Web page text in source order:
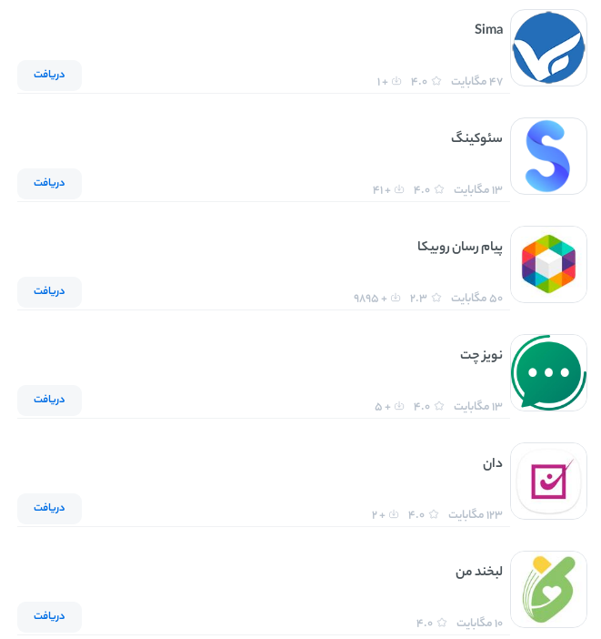
Sima
47 مگابایت 4.0
+ 1 دریافت
سئوکینگ
13 مگابایت 4.0
+ 41 دریافت
پیام رسان روبیکا
50 مگابایت 2.3
+ 9895 دریافت
نویز چت
13 مگابایت 4.0
+ 5 دریافت
دان
123 مگابایت 4.0
+ 2 دریافت
لبخند من
10 مگابایت 4.0 دریافت